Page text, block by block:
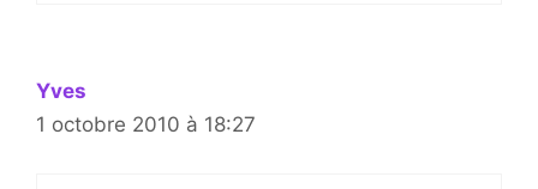
Yves
1 octobre 2010 à 18:27